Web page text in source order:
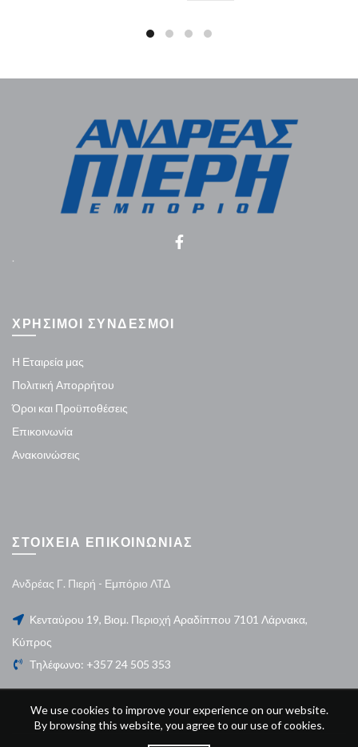
.
ΧΡΗΣΙΜΟΙ ΣΥΝΔΕΣΜΟΙ
Η Εταιρεία μας
Πολιτική Απορρήτου
Όροι και Προϋποθέσεις
Επικοινωνία
Ανακοινώσεις
ΣΤΟΙΧΕΙΑ ΕΠΙΚΟΙΝΩΝΙΑΣ
Ανδρέας Γ. Πιερή - Εμπόριο ΛΤΔ
Κενταύρου 19, Βιομ. Περιοχή Αραδίππου 7101 Λάρνακα,
Κύπρος
Τηλέφωνο: +357 24 505 353
We use cookies to improve your experience on our website.
By browsing this website, you agree to our use of cookies.